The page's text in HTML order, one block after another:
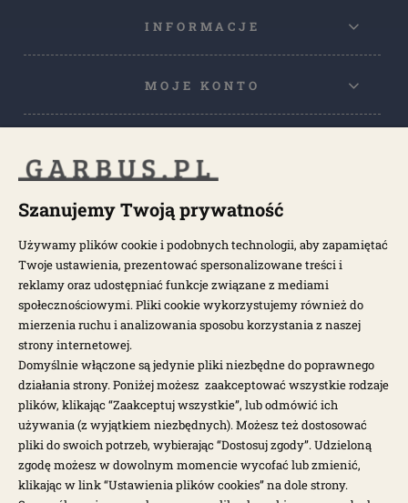
INFORMACJE
MOJE KONTO
POPULARNE MODELE
NEWSLETTER
Otrzymuj najnowsze wiadomości i oferty bezpośrednio na swoją
pocztę.
ZAPISZ SIĘ >
Szanujemy Twoją prywatność
Używamy plików cookie i podobnych technologii, aby zapamiętać
Twoje ustawienia, prezentować spersonalizowane treści i
reklamy oraz udostępniać funkcje związane z mediami
społecznościowymi. Pliki cookie wykorzystujemy również do
mierzenia ruchu i analizowania sposobu korzystania z naszej
strony internetowej.
Domyślnie włączone są jedynie pliki niezbędne do poprawnego
działania strony. Poniżej możesz zaakceptować wszystkie rodzaje
plików, klikając “Zaakceptuj wszystkie”, lub odmówić ich
używania (z wyjątkiem niezbędnych). Możesz też dostosować
pliki do swoich potrzeb, wybierając “Dostosuj zgody”. Udzieloną
zgodę możesz w dowolnym momencie wycofać lub zmienić,
klikając w link “Ustawienia plików cookies” na dole strony.